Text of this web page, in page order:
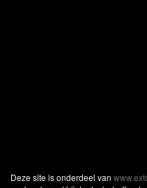
Deze site is onderdeel van